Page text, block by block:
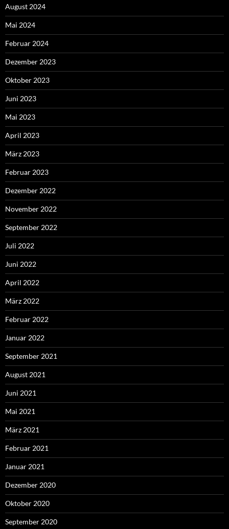
August 2024
Mai 2024
Februar 2024
Dezember 2023
Oktober 2023
Juni 2023
Mai 2023
April 2023
März 2023
Februar 2023
Dezember 2022
November 2022
September 2022
Juli 2022
Juni 2022
April 2022
März 2022
Februar 2022
Januar 2022
September 2021
August 2021
Juni 2021
Mai 2021
März 2021
Februar 2021
Januar 2021
Dezember 2020
Oktober 2020
September 2020